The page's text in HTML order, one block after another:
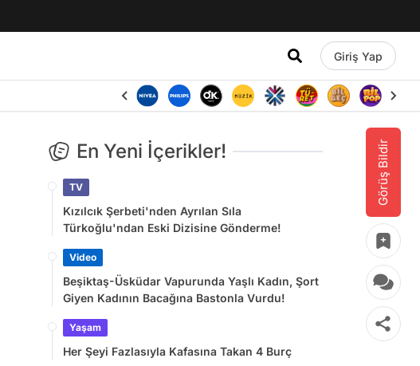
Giriş Yap
Görüş Bildir
En Yeni İçerikler!
TV
Kızılcık Şerbeti'nden Ayrılan Sıla
Türkoğlu'ndan Eski Dizisine Gönderme!
Video
Beşiktaş-Üsküdar Vapurunda Yaşlı Kadın, Şort
Giyen Kadının Bacağına Bastonla Vurdu!
Yaşam
Her Şeyi Fazlasıyla Kafasına Takan 4 Burç